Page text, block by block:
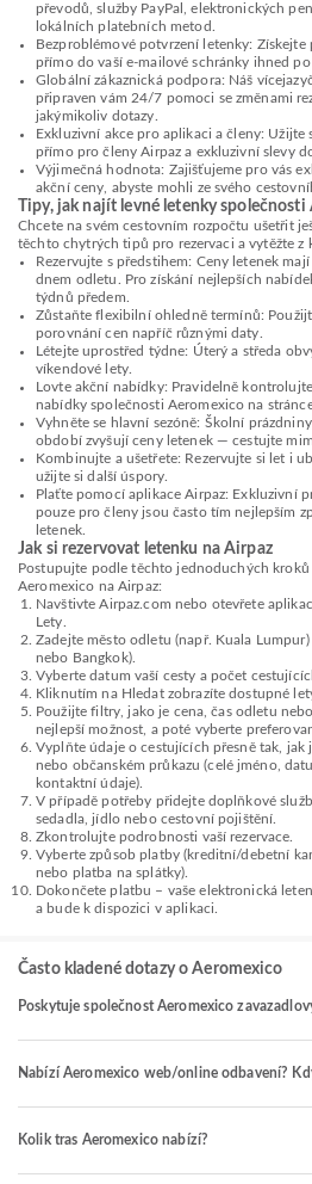
převodů, služby PayPal, elektronických
lokálních platebních metod.
Bezproblémové potvrzení letenky: Získejte
přímo do vaší e-mailové schránky ihned
Globální zákaznická podpora: Náš
připraven vám 24/7 pomoci se změnami
jakýmikoliv dotazy.
Exkluzivní akce pro aplikaci a členy:
přímo pro členy Airpaz a exkluzivní slevy
Výjimečná hodnota: Zajišťujeme pro vás
akční ceny, abyste mohli ze svého
Tipy, jak najít levné letenky
Chcete na svém cestovním rozpočtu ušetřit
těchto chytrých tipů pro rezervaci a vytěžte z
Rezervujte s předstihem: Ceny letenek
dnem odletu. Pro získání nejlepších
týdnů předem.
Zůstaňte flexibilní ohledně termínů:
porovnání cen napříč různými daty.
Létejte uprostřed týdne: Úterý a středa
víkendové lety.
Lovte akční nabídky: Pravidelně
nabídky společnosti Aeromexico na
Vyhněte se hlavní sezóně: Školní
období zvyšují ceny letenek — cestujte
Kombinujte a ušetřete: Rezervujte si let i
užijte si další úspory.
Plaťte pomocí aplikace Airpaz: Exkluzivní
pouze pro členy jsou často tím nejlepším
letenek.
Jak si rezervovat letenku na Airpaz
Postupujte podle těchto jednoduchých kroků
Aeromexico na Airpaz:
Navštivte Airpaz.com nebo otevřete
Lety.
Zadejte město odletu (např. Kuala
nebo Bangkok).
Vyberte datum vaší cesty a počet
Kliknutím na Hledat zobrazíte dostupné
Použijte filtry, jako je cena, čas odletu
nejlepší možnost, a poté vyberte
Vyplňte údaje o cestujících přesně tak, jak
nebo občanském průkazu (celé jméno,
kontaktní údaje).
V případě potřeby přidejte doplňkové
sedadla, jídlo nebo cestovní pojištění.
Zkontrolujte podrobnosti vaší rezervace.
Vyberte způsob platby (kreditní/debetní
nebo platba na splátky).
Dokončete platbu – vaše elektronická
a bude k dispozici v aplikaci.
Často kladené dotazy o Aeromexico
Poskytuje společnost Aeromexico
Nabízí Aeromexico web/online odbavení?
Kolik tras Aeromexico nabízí?